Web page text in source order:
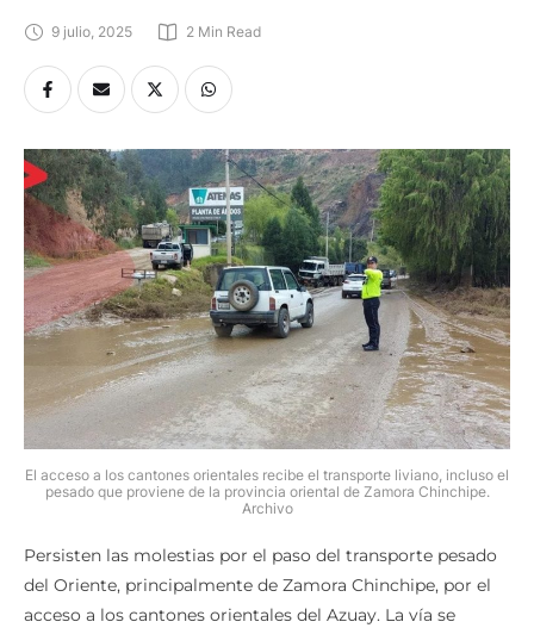
9 julio, 2025 2 Min Read
El acceso a los cantones orientales recibe el transporte liviano, incluso el
pesado que proviene de la provincia oriental de Zamora Chinchipe.
Archivo
Persisten las molestias por el paso del transporte pesado
del Oriente, principalmente de Zamora Chinchipe, por el
acceso a los cantones orientales del Azuay. La vía se